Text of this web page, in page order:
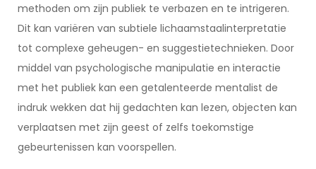
methoden om zijn publiek te verbazen en te intrigeren.
Dit kan variëren van subtiele lichaamstaalinterpretatie
tot complexe geheugen- en suggestietechnieken. Door
middel van psychologische manipulatie en interactie
met het publiek kan een getalenteerde mentalist de
indruk wekken dat hij gedachten kan lezen, objecten kan
verplaatsen met zijn geest of zelfs toekomstige
gebeurtenissen kan voorspellen.